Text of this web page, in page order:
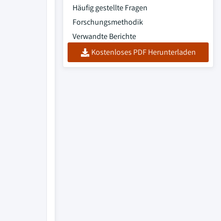
Häufig gestellte Fragen
Forschungsmethodik
Verwandte Berichte
Kostenloses PDF Herunterladen